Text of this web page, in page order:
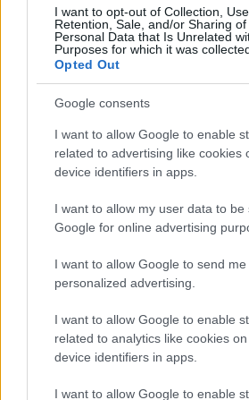
I want to opt-out of Collection, Use,
Retention, Sale, and/or Sharing of
Personal Data that Is Unrelated
Purposes for which it was
Opted Out
Google consents
I want to allow Google to enable
related to advertising like cookies
device identifiers in apps.
I want to allow my user data to be
Google for online advertising
I want to allow Google to send me
personalized advertising.
I want to allow Google to enable
related to analytics like cookies
device identifiers in apps.
I want to allow Google to enable
Πηγή: Deutsche Welle
Ακολουθήστε το στο
πρώτοι όλες τις ειδήσεις